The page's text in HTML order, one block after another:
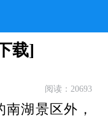
载]
阅读：20693
湖景区外，